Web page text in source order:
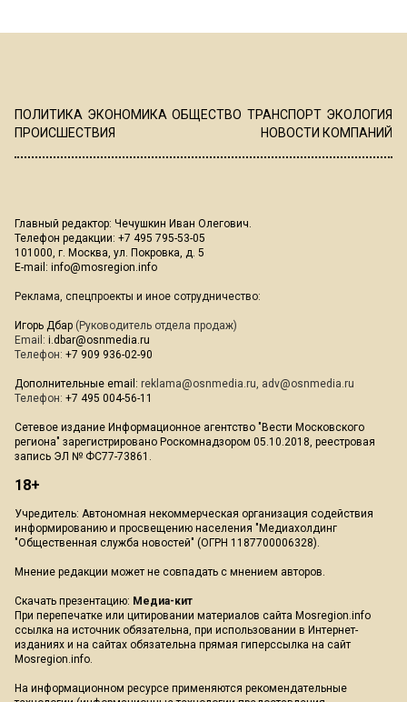
ПОЛИТИКА ЭКОНОМИКА ОБЩЕСТВО ТРАНСПОРТ ЭКОЛОГИЯ
ПРОИСШЕСТВИЯ
НОВОСТИ КОМПАНИЙ
Главный редактор: Чечушкин Иван Олегович.
Телефон редакции: +7 495 795-53-05
101000, г. Москва, ул. Покровка, д. 5
E-mail: info@mosregion.info
Реклама, спецпроекты и иное сотрудничество:
Игорь Дбар (Руководитель отдела продаж)
Email: i.dbar@osnmedia.ru
Телефон: +7 909 936-02-90
Дополнительные email: reklama@osnmedia.ru, adv@osnmedia.ru
Телефон: +7 495 004-56-11
Сетевое издание Информационное агентство "Вести Московского
региона" зарегистрировано Роскомнадзором 05.10.2018, реестровая
запись ЭЛ № ФС77-73861.
18+
Учредитель: Автономная некоммерческая организация содействия
информированию и просвещению населения "Медиахолдинг
"Общественная служба новостей" (ОГРН 1187700006328).
Мнение редакции может не совпадать с мнением авторов.
Скачать презентацию: Медиа-кит
При перепечатке или цитировании материалов сайта Mosregion.info
ссылка на источник обязательна, при использовании в Интернет-
изданиях и на сайтах обязательна прямая гиперссылка на сайт
Mosregion.info.
На информационном ресурсе применяются рекомендательные